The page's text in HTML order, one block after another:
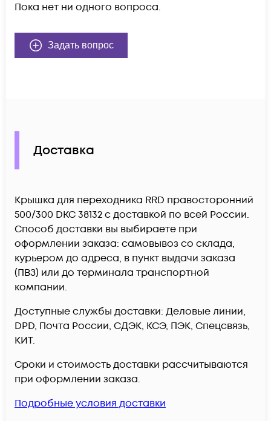
Пока нет ни одного вопроса.
Задать вопрос
Доставка
Крышка для переходника RRD правосторонний
500/300 DKC 38132 c доставкой по всей России.
Способ доставки вы выбираете при
оформлении заказа: самовывоз со склада,
курьером до адреса, в пункт выдачи заказа
(ПВЗ) или до терминала транспортной
компании.
Доступные службы доставки: Деловые линии,
DPD, Почта России, СДЭК, КСЭ, ПЭК, Спецсвязь,
КИТ.
Сроки и стоимость доставки рассчитываются
при оформлении заказа.
Подробные условия доставки